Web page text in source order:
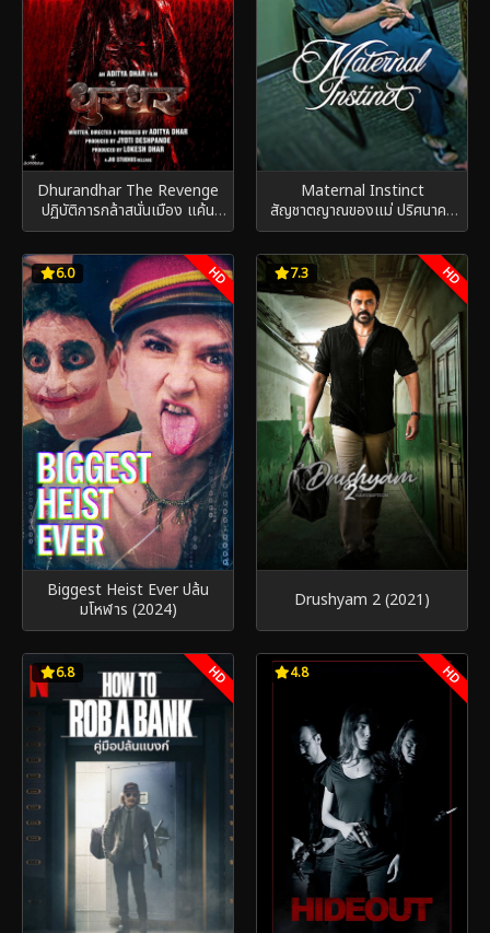
Dhurandhar The Revenge
ปฏิบัติการกล้าสนั่นเมือง แค้น
เดือดไร้ปรานี (2026)
Maternal Instinct
สัญชาตญาณของแม่ ปริศนาคดี
เทย์เลอร์ พาร์เกอร์ (2026)
6.0 HD
Biggest Heist Ever ปล้น
มโหฬาร (2024)
7.3 HD
Drushyam 2 (2021)
6.8 HD 4.8 HD